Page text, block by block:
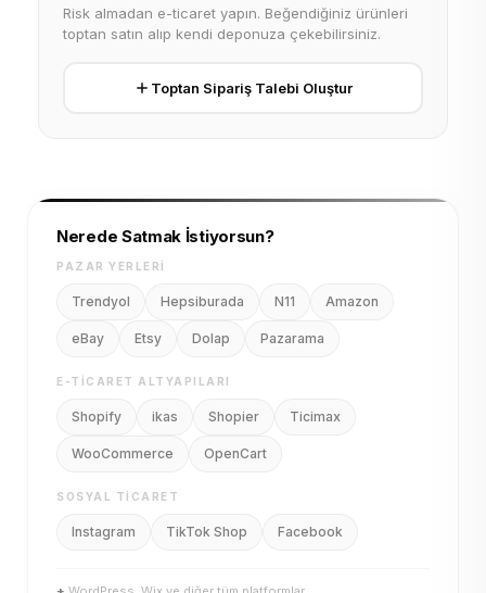
Risk almadan e-ticaret yapın. Beğendiğiniz ürünleri
toptan satın alıp kendi deponuza çekebilirsiniz.
Toptan Sipariş Talebi Oluştur
Nerede Satmak İstiyorsun?
PAZAR YERLERI
Trendyol Hepsiburada N11 Amazon
eBay Etsy Dolap Pazarama
E-TICARET ALTYAPILARI
Shopify ikas Shopier Ticimax
WooCommerce OpenCart
SOSYAL TICARET
Instagram TikTok Shop Facebook